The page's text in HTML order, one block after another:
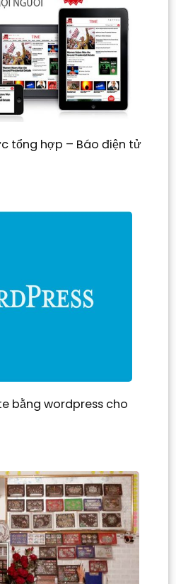
tổng hợp – Báo điện tử
bằng wordpress cho